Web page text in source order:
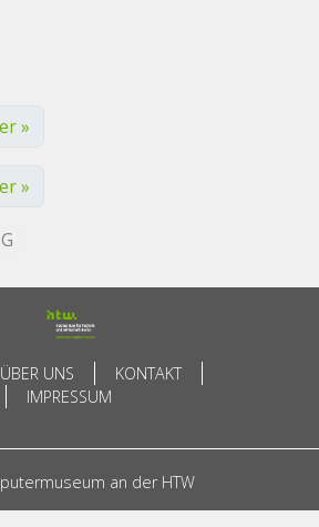
»
»
ÜBER UNS
KONTAKT
IMPRESSUM
an der HTW